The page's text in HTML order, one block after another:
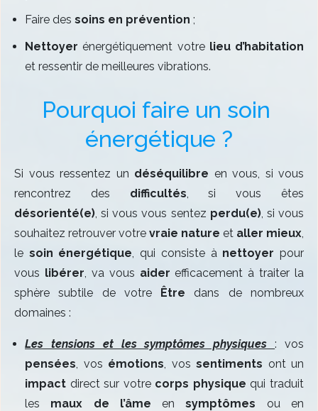
Faire des soins en prévention ;
Nettoyer énergétiquement votre lieu d’habitation
et ressentir de meilleures vibrations.
Pourquoi faire un soin
énergétique ?
Si vous ressentez un déséquilibre en vous, si vous
rencontrez des difficultés, si vous êtes
désorienté(e), si vous vous sentez perdu(e), si vous
souhaitez retrouver votre vraie nature et aller mieux,
le soin énergétique, qui consiste à nettoyer pour
vous libérer, va vous aiderefficacement à traiter la
sphère subtile de votreÊtre dans de nombreux
domaines :
Les tensions et les symptômes physiques: vos
pensées, vos émotions, vos sentiments ont un
impact direct sur votre corps physique qui traduit
les maux de l’âme ensymptômes ou en